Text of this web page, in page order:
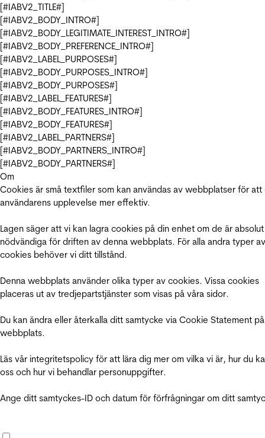
[#IABV2_TITLE#]
[#IABV2_BODY_INTRO#]
[#IABV2_BODY_LEGITIMATE_INTEREST_INTRO#]
[#IABV2_BODY_PREFERENCE_INTRO#]
[#IABV2_LABEL_PURPOSES#]
[#IABV2_BODY_PURPOSES_INTRO#]
[#IABV2_BODY_PURPOSES#]
[#IABV2_LABEL_FEATURES#]
[#IABV2_BODY_FEATURES_INTRO#]
[#IABV2_BODY_FEATURES#]
[#IABV2_LABEL_PARTNERS#]
[#IABV2_BODY_PARTNERS_INTRO#]
[#IABV2_BODY_PARTNERS#]
Om
Cookies är små textfiler som kan användas av webbplatser för att
användarens upplevelse mer effektiv.
Lagen säger att vi kan lagra cookies på din enhet om de är absolut
nödvändiga för driften av denna webbplats. För alla andra typer av
cookies behöver vi ditt tillstånd.
Denna webbplats använder olika typer av cookies. Vissa cookies
placeras ut av tredjepartstjänster som visas på våra sidor.
Du kan ändra eller återkalla ditt samtycke via Cookie Statement
webbplats.
Läs vår integritetspolicy för att lära dig mer om vilka vi är, hur du
oss och hur vi behandlar personuppgifter.
Ange ditt samtyckes-ID och datum för förfrågningar om ditt